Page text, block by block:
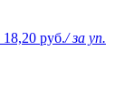
18,20 руб./ за уп.